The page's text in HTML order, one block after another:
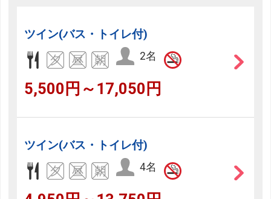
ツイン(バス・トイレ付)
2名
5,500円～17,050円
ツイン(バス・トイレ付)
4名